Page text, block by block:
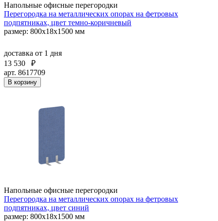
Напольные офисные перегородки
Перегородка на металлических опорах на фетровых
подпятниках, цвет темно-коричневый
размер: 800x18x1500 мм
доставка от 1 дня
13 530
₽
арт. 8617709
В корзину
Напольные офисные перегородки
Перегородка на металлических опорах на фетровых
подпятниках, цвет синий
размер: 800x18x1500 мм